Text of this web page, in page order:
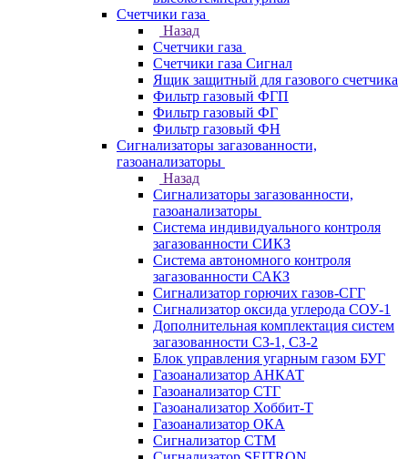
Счетчики газа
Назад
Счетчики газа
Счетчики газа Сигнал
Ящик защитный для газового счетчика
Фильтр газовый ФГП
Фильтр газовый ФГ
Фильтр газовый ФН
Сигнализаторы загазованности,
газоанализаторы
Назад
Сигнализаторы загазованности,
газоанализаторы
Система индивидуального контроля
загазованности СИКЗ
Система автономного контроля
загазованности САКЗ
Сигнализатор горючих газов-СГГ
Сигнализатор оксида углерода СОУ-1
Дополнительная комплектация систем
загазованности СЗ-1, СЗ-2
Блок управления угарным газом БУГ
Газоанализатор АНКАТ
Газоанализатор СТГ
Газоанализатор Хоббит-Т
Газоанализатор ОКА
Сигнализатор СТМ